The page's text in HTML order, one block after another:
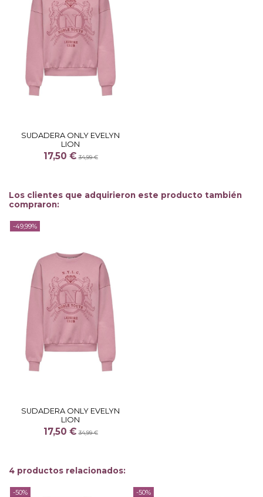
SUDADERA ONLY EVELYN
LION
17,50 €34,99 €
Los clientes que adquirieron este producto también
compraron:
-49,99%
SUDADERA ONLY EVELYN
LION
17,50 €34,99 €
4 productos relacionados:
-50% -50%